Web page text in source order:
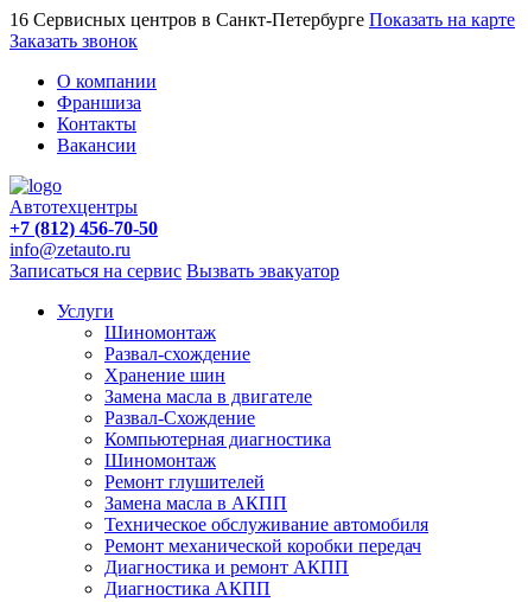
16 Сервисных центров в Санкт-Петербурге Показать на карте
Заказать звонок
О компании
Франшиза
Контакты
Вакансии
Автотехцентры
+7 (812) 456-70-50
info@zetauto.ru
Записаться на сервис Вызвать эвакуатор
Услуги
Шиномонтаж
Развал-схождение
Хранение шин
Замена масла в двигателе
Развал-Схождение
Компьютерная диагностика
Шиномонтаж
Ремонт глушителей
Замена масла в АКПП
Техническое обслуживание автомобиля
Ремонт механической коробки передач
Диагностика и ремонт АКПП
Диагностика АКПП